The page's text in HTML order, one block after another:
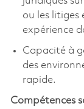
ou les litiges
expérience
Capacité à
des
rapide.
Compétences